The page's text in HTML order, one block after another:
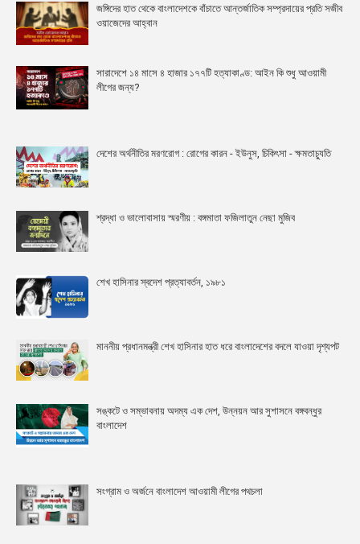
জঙ্গিদের হাত থেকে বাংলাদেশকে বাঁচাতে আন্তর্জাতিক সম্প্রদায়ের প্রতি সজীব
ওয়াজেদের আহ্বান
সারাদেশে ১৪ মাসে ৪ হাজার ১৭৭টি হত্যাকাণ্ড: আইন কি শুধু আওয়ামী
লীগের জন্য?
দেশের অর্থনীতির মরণরোগ : রোগের কারন - ইউনুস, চিকিৎসা - ক্ষমতাচ্যুতি
শ্রদ্ধা ও ভালোবাসায় স্মরণীয় : বঙ্গমাতা ফজিলাতুন নেছা মুজিব
শেখ হাসিনার স্বদেশ প্রত্যাবর্তন, ১৯৮১
মাননীয় প্রধানমন্ত্রী শেখ হাসিনার হাত ধরে বাংলাদেশের বদলে যাওয়া দৃশ্যপট
সঙ্কটে ও সম্ভাবনায় অদম্য এক দেশ, উন্নয়ন আর সুশাসনে বঙ্গবন্ধুর
বাংলাদেশ
সংগ্রাম ও অর্জনে বাংলাদেশ আওয়ামী লীগের পথচলা